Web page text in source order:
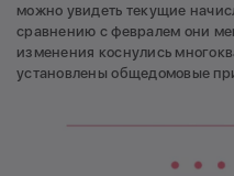
можно увидеть текущие
сравнению с февралем они
изменения коснулись
установлены общедомовые